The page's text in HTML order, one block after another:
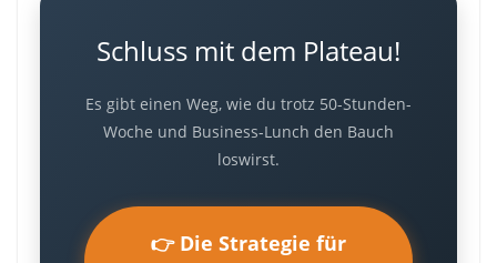
Schluss mit dem Plateau!
Es gibt einen Weg, wie du trotz 50-Stunden-
Woche und Business-Lunch den Bauch
loswirst.
👉 Die Strategie für